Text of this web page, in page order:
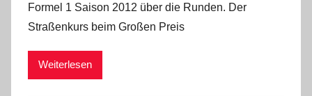
Formel 1 Saison 2012 über die Runden. Der
Straßenkurs beim Großen Preis
Weiterlesen